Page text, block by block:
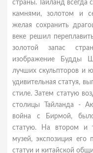
страны. Тайланд всегда
камнями, золотом и
желая сохранить
веке решил
золотой запас
изображение Будды
лучших скульпторов и
удивительная статуя,
стиле. Затем статую
столицы Тайланда -
война с Бирмой,
статую. На втором и
музей, экспозиция его
статуи и китайской